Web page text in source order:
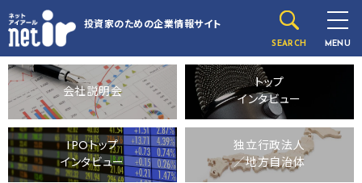
投資家のための企業情報サイト
SEARCH MENU
会社説明会
トップ
インタビュー
IPOトップ
インタビュー
独立行政法人
／地方自治体